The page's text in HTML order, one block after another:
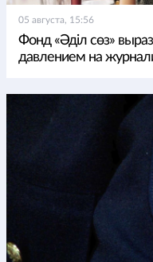
05 августа, 15:56
Фонд «Әділ сөз»
давлением на